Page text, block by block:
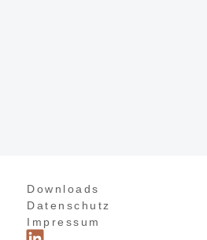
Downloads
Datenschutz
Impressum